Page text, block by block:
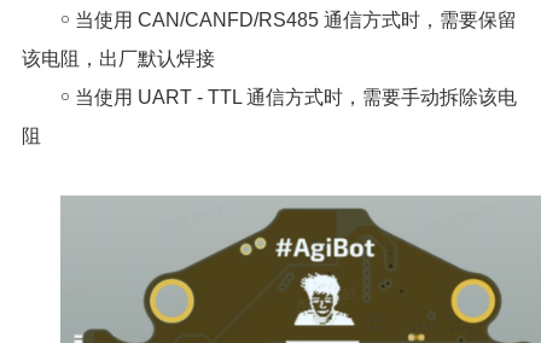
￮ 当使用 CAN/CANFD/RS485 通信方式时，需要保留
该电阻，出厂默认焊接
￮ 当使用 UART - TTL 通信方式时，需要手动拆除该电
阻